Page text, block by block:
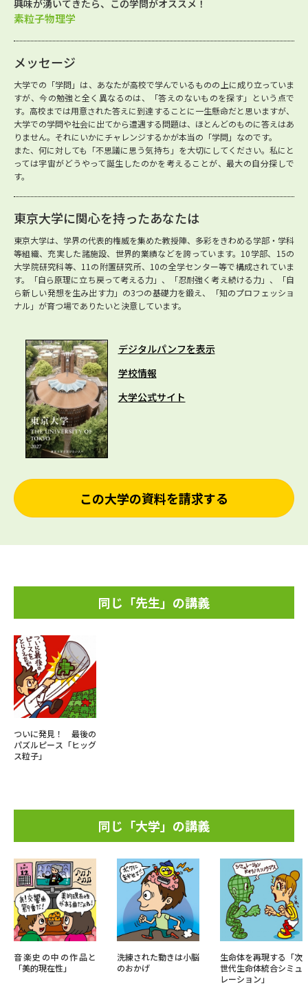
興味が湧いてきたら、この学問がオススメ！
素粒子物理学
メッセージ
大学での「学問」は、あなたが高校で学んでいるものの上に成り立っていま
すが、今の勉強と全く異なるのは、「答えのないものを探す」という点で
す。高校までは用意された答えに到達することに一生懸命だと思いますが、
大学での学問や社会に出てから遭遇する問題は、ほとんどのものに答えはあ
りません。それにいかにチャレンジするかが本当の「学問」なのです。
また、何に対しても「不思議に思う気持ち」を大切にしてください。私にと
っては宇宙がどうやって誕生したのかを考えることが、最大の自分探しで
す。
東京大学に関心を持ったあなたは
東京大学は、学界の代表的権威を集めた教授陣、多彩をきわめる学部・学科
等組織、充実した諸施設、世界的業績などを誇っています。10学部、15の
大学院研究科等、11の附置研究所、10の全学センター等で構成されていま
す。「自ら原理に立ち戻って考える力」、「忍耐強く考え続ける力」、「自
ら新しい発想を生み出す力」の3つの基礎力を鍛え、「知のプロフェッショ
ナル」が育つ場でありたいと決意しています。
デジタルパンフを表示
学校情報
大学公式サイト
この大学の資料を請求する
同じ「先生」の講義
ついに発見！ 最後の
パズルピース「ヒッグ
ス粒子」
同じ「大学」の講義
音楽史の中の作品と
「美的現在性」
洗練された動きは小脳
のおかげ
生命体を再現する「次
世代生命体統合シミュ
レーション」